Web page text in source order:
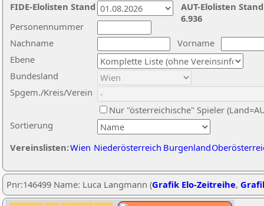
Nachname
Vorname
Ebene
Sortierung
Personennummer
Bundesland
Spgem./Kreis/Verein
Nur "österreichische" Spieler
Vereinslisten:Wien Niederösterreich Burgenland
AUT-Elolisten
6.936
FIDE-Elolisten Stand
Pnr:146499 Name: Luca Langmann (Grafik Elo-Zeitreihe,